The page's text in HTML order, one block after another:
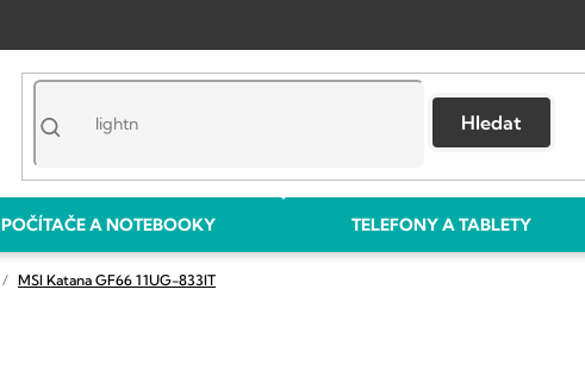
Hledat
POČÍTAČE A NOTEBOOKY TELEFONY A TABLETY
MSI Katana GF66 11UG-833IT